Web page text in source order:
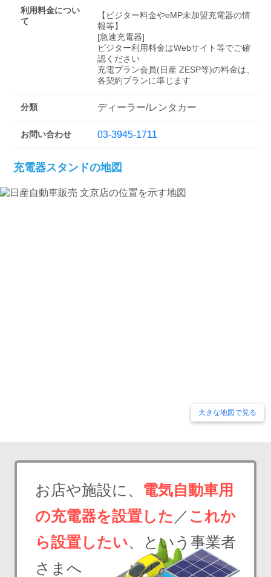
利用料金につい
て
【ビジター料金やeMP未加盟充電器の情
報等】
[急速充電器]
ビジター利用料金はWebサイト等でご確
認ください
充電プラン会員(日産 ZESP等)の料金は、
各契約プランに準じます
分類 ディーラー/レンタカー
お問い合わせ 03-3945-1711
充電器スタンドの地図
大きな地図で見る
お店や施設に、 電気自動車用
の充電器を設置した ／ これか
ら設置したい、という事業者
さまへ